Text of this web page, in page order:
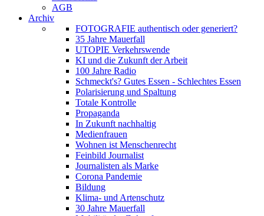
AGB
Archiv
FOTOGRAFIE authentisch oder generiert?
35 Jahre Mauerfall
UTOPIE Verkehrswende
KI und die Zukunft der Arbeit
100 Jahre Radio
Schmeckt's? Gutes Essen - Schlechtes Essen
Polarisierung und Spaltung
Totale Kontrolle
Propaganda
In Zukunft nachhaltig
Medienfrauen
Wohnen ist Menschenrecht
Feinbild Journalist
Journalisten als Marke
Corona Pandemie
Bildung
Klima- und Artenschutz
30 Jahre Mauerfall